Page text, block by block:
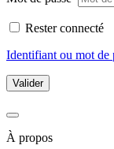
Rester connecté
Identifiant ou mot de
Valider
À propos